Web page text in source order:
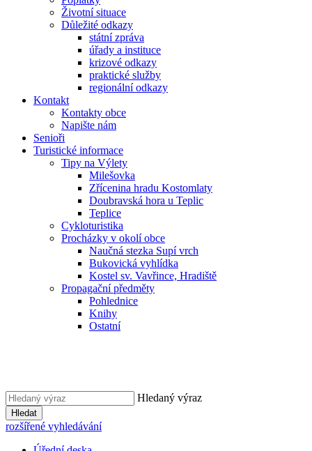
Životní situace
Důležité odkazy
státní zpráva
úřady a instituce
krizové odkazy
praktické služby
regionální odkazy
Kontakt
Kontakty obce
Napište nám
Senioři
Turistické informace
Tipy na Výlety
Milešovka
Zřícenina hradu Kostomlaty
Doubravská hora u Teplic
Teplice
Cykloturistika
Procházky v okolí obce
Naučná stezka Supí vrch
Bukovická vyhlídka
Kostel sv. Vavřince, Hradiště
Propagační předměty
Pohlednice
Knihy
Ostatní
Hledaný výraz
Hledat
rozšířené vyhledávání